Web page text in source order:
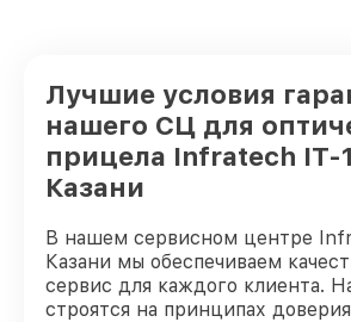
Лучшие условия
нашего СЦ для
прицела Infratech IT-
Казани
В нашем сервисном центре
Казани мы обеспечиваем
сервис для каждого клиента.
строятся на принципах